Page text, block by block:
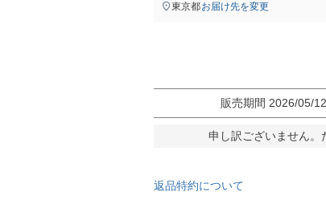
東京都お届け先を変更
販売期間 2026/05/
申し訳ございません。
返品特約について